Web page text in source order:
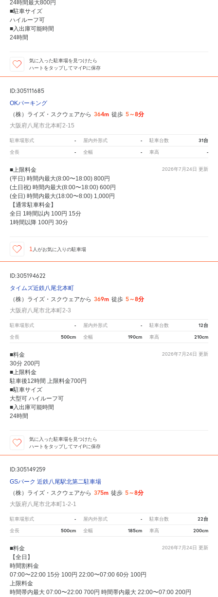
24時間最大800円
■駐車サイズ
ハイルーフ可
■入出庫可能時間
24時間
気に入った駐車場を見つけたら
ハートをタップしてマイPに保存
ID:305111685
OKパーキング
（株）ライズ・スクウェアから 364m 徒歩 5～8分
大阪府八尾市北本町2-15
駐車場形式 - 屋内外形式 - 駐車台数 31台
全長 - 全幅 - 車高 -
2026年7月24日 更新
■上限料金
(平日) 時間内最大(8:00〜18:00) 800円
(土日祝) 時間内最大(8:00〜18:00) 600円
(全日) 時間内最大(18:00〜8:00) 1,000円
【通常駐車料金】
全日 1時間以内 100円 15分
1時間以降 100円 30分
1 人がお気に入りの駐車場
ID:305194622
タイムズ近鉄八尾北本町
（株）ライズ・スクウェアから 369m 徒歩 5～8分
大阪府八尾市北本町2-3
駐車場形式 - 屋内外形式 - 駐車台数 12台
全長 500cm 全幅 190cm 車高 210cm
2026年7月24日 更新
■料金
30分 200円
■上限料金
駐車後12時間 上限料金700円
■駐車サイズ
大型可 ハイルーフ可
■入出庫可能時間
24時間
気に入った駐車場を見つけたら
ハートをタップしてマイPに保存
ID:305149259
GSパーク 近鉄八尾駅北第二駐車場
（株）ライズ・スクウェアから 375m 徒歩 5～8分
大阪府八尾市北本町1-2-1
駐車場形式 - 屋内外形式 - 駐車台数 22台
全長 500cm 全幅 185cm 車高 200cm
2026年7月24日 更新
■料金
【全日】
時間割料金
07:00〜22:00 15分 100円 22:00〜07:00 60分 100円
上限料金
時間帯内最大 07:00〜22:00 700円 時間帯内最大 22:00〜07:00 200円